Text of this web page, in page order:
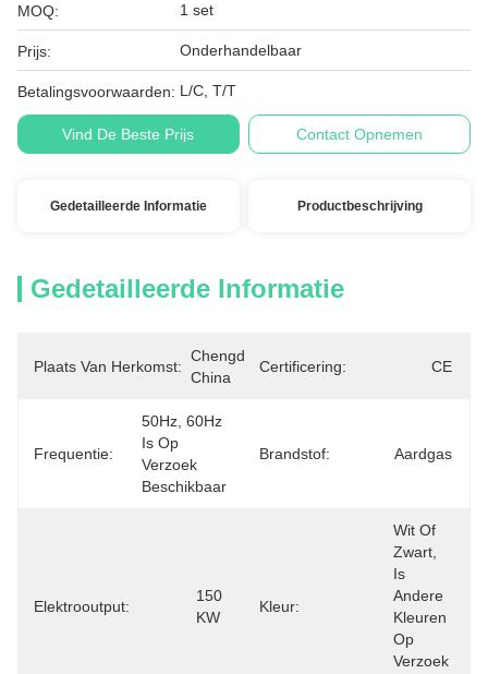
MOQ: 1 set
Prijs: Onderhandelbaar
Betalingsvoorwaarden: L/C, T/T
Vind De Beste Prijs Contact Opnemen
Gedetailleerde Informatie Productbeschrijving
Gedetailleerde Informatie
Plaats Van Herkomst:
Chengdu,
China
Certificering: CE
Frequentie:
50Hz, 60Hz
Is Op
Verzoek
Beschikbaar
Brandstof: Aardgas
Elektrooutput:
150
KW
Kleur:
Wit Of
Zwart,
Is
Andere
Kleuren
Op
Verzoek